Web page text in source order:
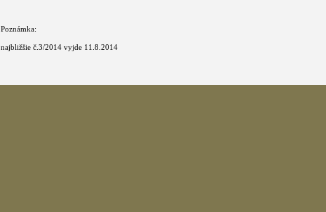
Poznámka:
najbližšie č.3/2014 vyjde 11.8.2014